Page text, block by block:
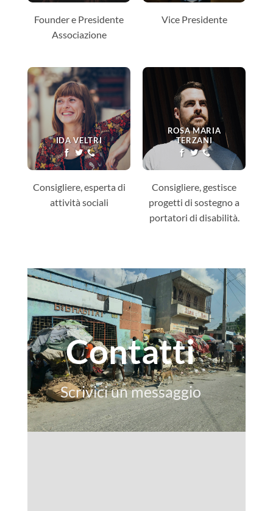
Founder e Presidente
Associazione
Vice Presidente
IDA VELTRI
Consigliere, esperta di
attività sociali
ROSA MARIA
TERZANI
Consigliere, gestisce
progetti di sostegno a
portatori di disabilità.
Contatti
Scrivici un messaggio